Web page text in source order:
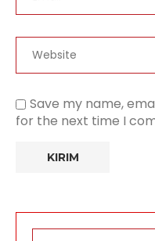
Save my name,
for the next time I